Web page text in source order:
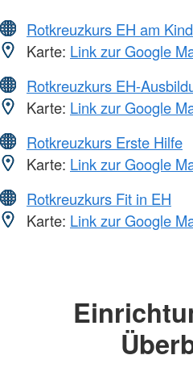
Rotkreuzkurs EH am Kind
Karte: Link zur Google
Rotkreuzkurs EH-
Karte: Link zur Google
Rotkreuzkurs Erste Hilfe
Karte: Link zur Google
Rotkreuzkurs Fit in EH
Karte: Link zur Google